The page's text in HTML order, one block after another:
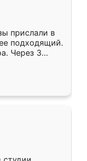
прислали в
подходящий.
Через 3
Остались